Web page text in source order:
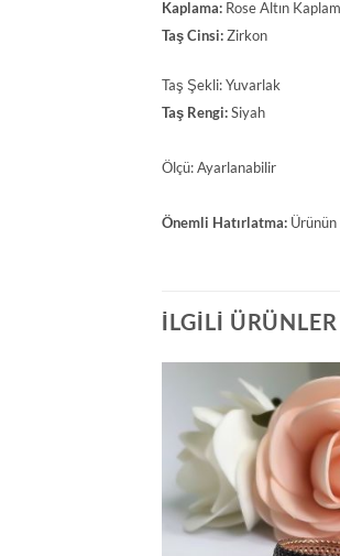
Kaplama: Rose Altın
Taş Cinsi:Zirkon
Taş Şekli:Yuvarlak
Taş Rengi:Siyah
Ölçü:Ayarlanabilir
Önemli Hatırlatma: Ürünün
İLGILI ÜRÜNLER